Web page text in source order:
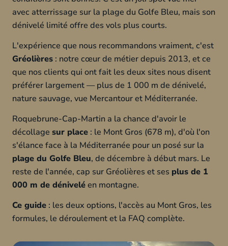
avec atterrissage sur la plage du Golfe Bleu, mais son
dénivelé limité offre des vols plus courts.
L'expérience que nous recommandons vraiment, c'est
Gréolières : notre cœur de métier depuis 2013, et ce
que nos clients qui ont fait les deux sites nous disent
préférer largement — plus de 1 000 m de dénivelé,
nature sauvage, vue Mercantour et Méditerranée.
Roquebrune-Cap-Martin a la chance d'avoir le
décollage sur place : le Mont Gros (678 m), d'où l'on
s'élance face à la Méditerranée pour un posé sur la
plage du Golfe Bleu, de décembre à début mars. Le
reste de l'année, cap sur Gréolières et ses plus de 1
000 m de déniveléen montagne.
Ce guide : les deux options, l'accès au Mont Gros, les
formules, le déroulement et la FAQ complète.